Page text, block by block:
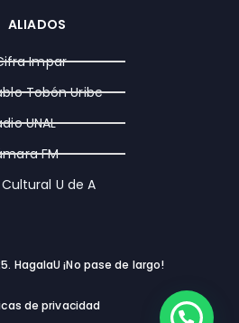
ALIADOS
Impar
Tobón Uribe
UNAL
FM
U de A
HagalaU ¡No pase de largo!
de privacidad